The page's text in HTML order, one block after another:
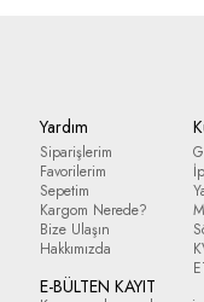
Yardım
Siparişlerim
Favorilerim
Sepetim
Kargom Nerede?
Bize Ulaşın
Hakkımızda
E-BÜLTEN KAYIT